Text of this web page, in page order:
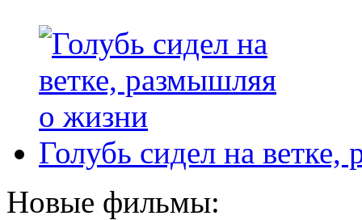
Голубь сидел на
Новые фильмы: